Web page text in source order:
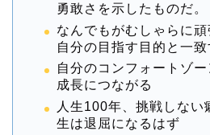
勇敢さを示したものだ。
なんでもがむしゃらに頑
自分の目指す目的と一
自分のコンフォートゾ
成長につながる
人生100年、挑戦しない
生は退屈になるはず